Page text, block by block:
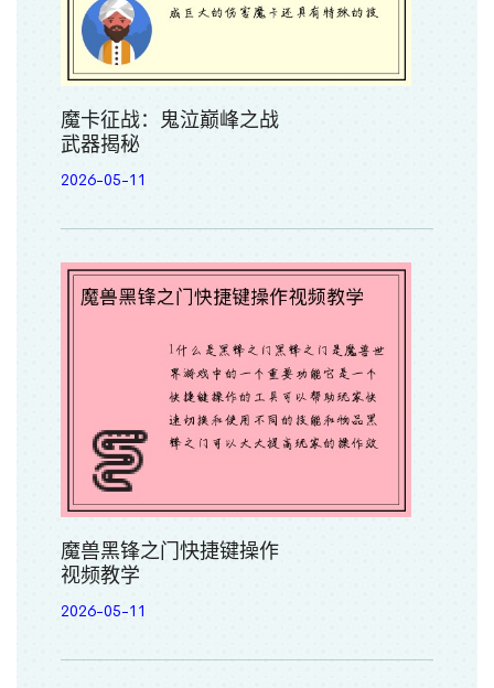
魔卡征战：鬼泣巅峰之战
武器揭秘
2026-05-11
魔兽黑锋之门快捷键操作
视频教学
2026-05-11